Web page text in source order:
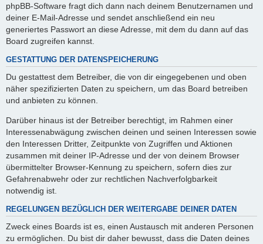
phpBB-Software fragt dich dann nach deinem Benutzernamen und
deiner E-Mail-Adresse und sendet anschließend ein neu
generiertes Passwort an diese Adresse, mit dem du dann auf das
Board zugreifen kannst.
GESTATTUNG DER DATENSPEICHERUNG
Du gestattest dem Betreiber, die von dir eingegebenen und oben
näher spezifizierten Daten zu speichern, um das Board betreiben
und anbieten zu können.
Darüber hinaus ist der Betreiber berechtigt, im Rahmen einer
Interessenabwägung zwischen deinen und seinen Interessen sowie
den Interessen Dritter, Zeitpunkte von Zugriffen und Aktionen
zusammen mit deiner IP-Adresse und der von deinem Browser
übermittelter Browser-Kennung zu speichern, sofern dies zur
Gefahrenabwehr oder zur rechtlichen Nachverfolgbarkeit
notwendig ist.
REGELUNGEN BEZÜGLICH DER WEITERGABE DEINER DATEN
Zweck eines Boards ist es, einen Austausch mit anderen Personen
zu ermöglichen. Du bist dir daher bewusst, dass die Daten deines